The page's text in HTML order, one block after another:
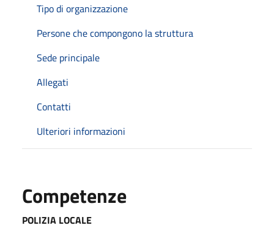
Tipo di organizzazione
Persone che compongono la struttura
Sede principale
Allegati
Contatti
Ulteriori informazioni
Competenze
POLIZIA LOCALE